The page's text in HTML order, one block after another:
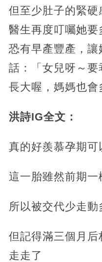
但至少肚子的緊硬
醫生再度叮囑她要
恐有早產豐產，
話：「女兒呀～要
長大喔，媽媽也會
洪詩IG全文：
真的好羨慕孕期
這一胎雖然前期一
所以被交代少走動
但記得滿三個月
走走了